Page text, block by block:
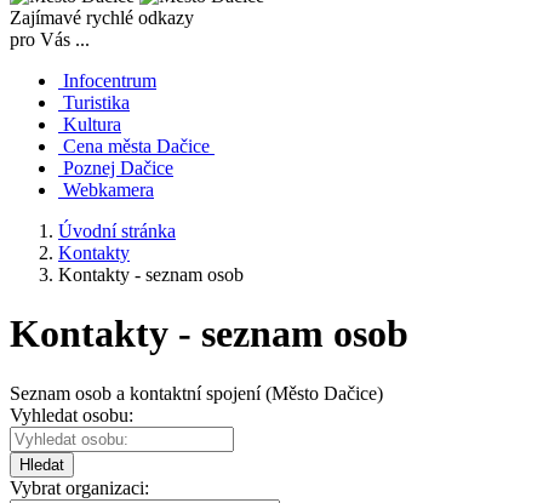
Zajímavé rychlé odkazy
pro Vás ...
Infocentrum
Turistika
Kultura
Cena města Dačice
Poznej Dačice
Webkamera
Úvodní stránka
Kontakty
Kontakty - seznam osob
Kontakty - seznam osob
Seznam osob a kontaktní spojení (Město Dačice)
Vyhledat osobu:
Hledat
Vybrat organizaci: